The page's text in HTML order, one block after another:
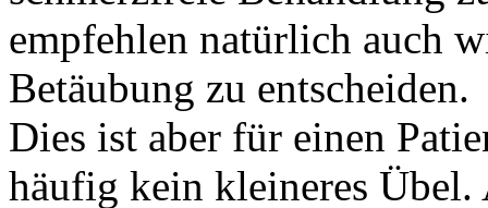
empfehlen natürlich auch
Betäubung zu entscheiden.
Dies ist aber für einen
häufig kein kleineres